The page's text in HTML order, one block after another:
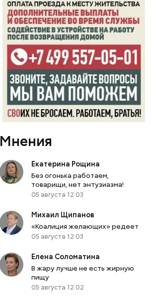
Мнения
Екатерина Рощина
Без огонька работаем,
товарищи, нет энтузиазма!
05 августа 12:03
Михаил Щипанов
«Коалиция желающих» редеет
05 августа 12:03
Елена Соломатина
В жару лучше не есть жирную
пищу
05 августа 12:02